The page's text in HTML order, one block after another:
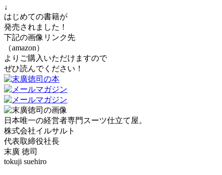
↓
はじめての書籍が
発売されました！
下記の画像リンク先
（amazon）
よりご購入いただけますので
ぜひ読んでください！
日本唯一の経営者専門スーツ仕立て屋。
株式会社イルサルト
代表取締役社長
末廣 徳司
tokuji suehiro